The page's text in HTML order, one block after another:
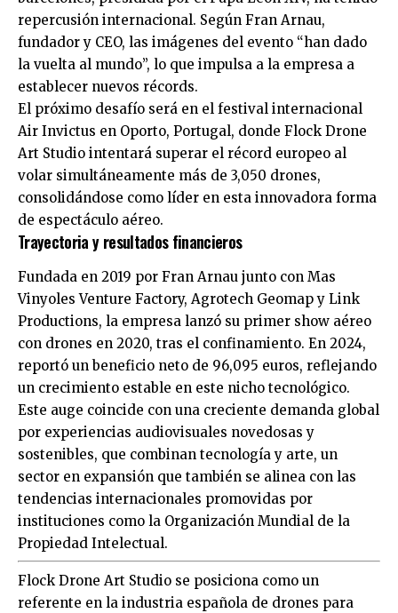
repercusión internacional. Según Fran Arnau,
fundador y CEO, las imágenes del evento “han dado
la vuelta al mundo”, lo que impulsa a la empresa a
establecer nuevos récords.
El próximo desafío será en el festival internacional
Air Invictus en Oporto, Portugal, donde Flock Drone
Art Studio intentará superar el récord europeo al
volar simultáneamente más de 3,050 drones,
consolidándose como líder en esta innovadora forma
de espectáculo aéreo.
Trayectoria y resultados financieros
Fundada en 2019 por Fran Arnau junto con Mas
Vinyoles Venture Factory, Agrotech Geomap y Link
Productions, la empresa lanzó su primer show aéreo
con drones en 2020, tras el confinamiento. En 2024,
reportó un beneficio neto de 96,095 euros, reflejando
un crecimiento estable en este nicho tecnológico.
Este auge coincide con una creciente demanda global
por experiencias audiovisuales novedosas y
sostenibles, que combinan tecnología y arte, un
sector en expansión que también se alinea con las
tendencias internacionales promovidas por
instituciones como la Organización Mundial de la
Propiedad Intelectual.
Flock Drone Art Studio se posiciona como un
referente en la industria española de drones para